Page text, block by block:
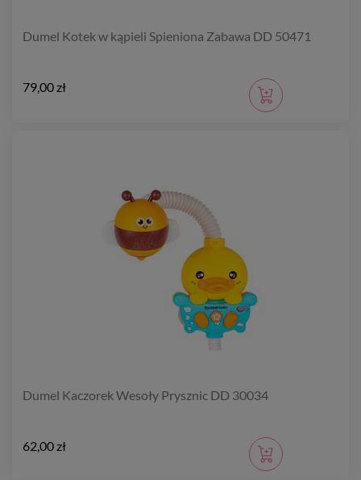
Dumel Kotek w kąpieli Spieniona Zabawa DD 50471
79,00 zł
Dumel Kaczorek Wesoły Prysznic DD 30034
62,00 zł